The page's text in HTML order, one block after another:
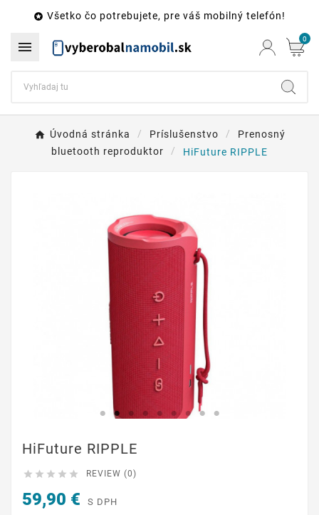
 Všetko čo potrebujete, pre váš mobilný telefón!
 0
Úvodná stránka Príslušenstvo
Prenosný
bluetooth reproduktor
HiFuture RIPPLE
HiFuture RIPPLE
     REVIEW (0)
59,90 € S DPH